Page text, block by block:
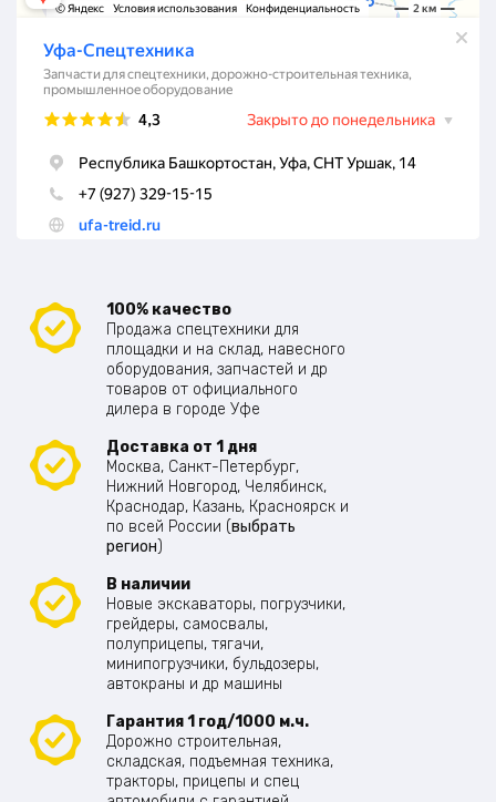
100% качество
Продажа спецтехники для
площадки и на склад, навесного
оборудования, запчастей и др
товаров от официального
дилера в городе Уфе
Доставка от 1 дня
Москва, Санкт-Петербург,
Нижний Новгород, Челябинск,
Краснодар, Казань, Красноярск и
по всей России (выбрать
регион)
В наличии
Новые экскаваторы, погрузчики,
грейдеры, самосвалы,
полуприцепы, тягачи,
минипогрузчики, бульдозеры,
автокраны и др машины
Гарантия 1 год/1000 м.ч.
Дорожно строительная,
складская, подъемная техника,
тракторы, прицепы и спец